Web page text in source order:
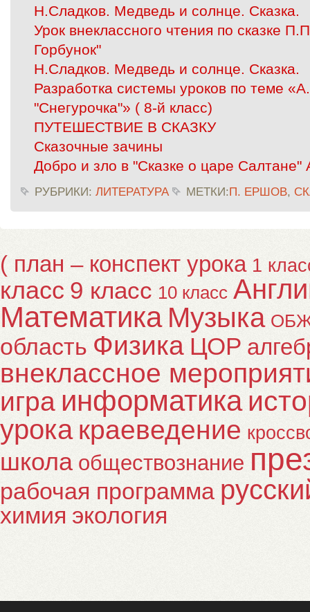
Н.Сладков. Медведь и солнце. Сказка.
Урок внеклассного чтения по сказке
Горбунок"
Н.Сладков. Медведь и солнце. Сказка.
Разработка системы уроков по теме
"Снегурочка"» ( 8-й класс)
ПУТЕШЕСТВИЕ В СКАЗКУ
Сказочные зачины
Добро и зло в "Сказке о царе
РУБРИКИ: ЛИТЕРАТУРА МЕТКИ:П. ЕРШОВ,
( план – конспект урока 1
класс 9 класс 10 класс
Математика Музыка
область Физика ЦОР
внеклассное
игра информатика
урока краеведение
школа обществознание
рабочая программа
химия экология